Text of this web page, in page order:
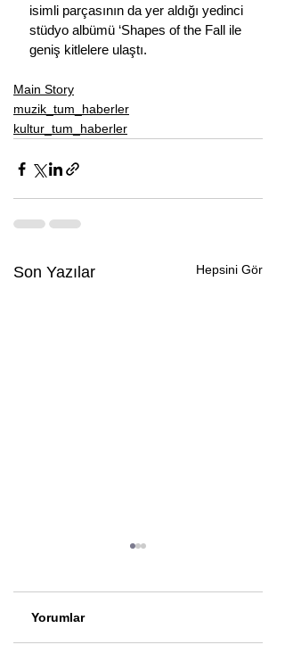
isimli parçasının da yer aldığı yedinci
stüdyo albümü ‘Shapes of the Fall ile
geniş kitlelere ulaştı.
Main Story
muzik_tum_haberler
kultur_tum_haberler
Son Yazılar Hepsini Gör
Yorumlar